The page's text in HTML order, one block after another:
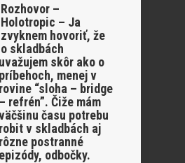
Rozhovor –
Holotropic – Ja
zvyknem hovoriť, že
o skladbách
uvažujem skôr ako o
príbehoch, menej v
rovine “sloha – bridge
– refrén”. Čiže mám
času potrebu
robit v skladbách aj
rôzne postranné
epizódy, odbočky.